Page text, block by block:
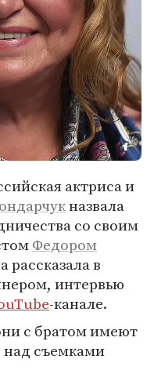
актриса и
назвала
со своим
Федором
рассказала в
интервью
-канале.
с братом имеют
над съемками